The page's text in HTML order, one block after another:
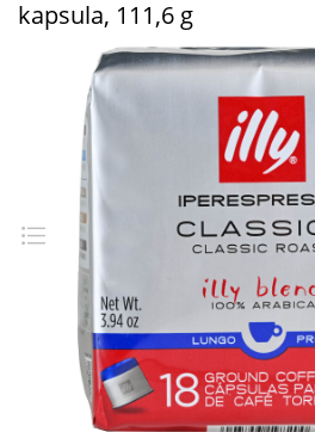
kapsula, 111,6 g